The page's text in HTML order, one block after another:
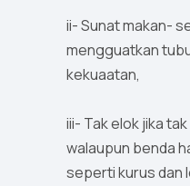
ii- Sunat makan-
mengguatkan
kekuaatan,
iii- Tak elok jika
walaupun benda
seperti kurus dan